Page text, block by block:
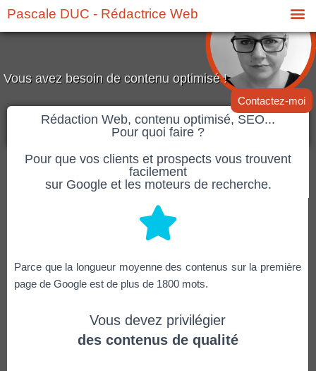
Pascale DUC - Rédactrice Web
Vous avez besoin de contenu optimisé !
Contactez-moi
Rédaction Web, contenu optimisé, SEO...
Pour quoi faire ?
Pour que vos clients et prospects vous trouvent
facilement
sur Google et les moteurs de recherche.
Parce que la longueur moyenne des contenus sur la première
page de Google est de plus de 1800 mots.
Vous devez privilégier
des contenus de qualité